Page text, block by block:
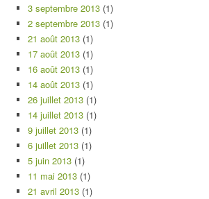
3 septembre 2013 (1)
2 septembre 2013 (1)
21 août 2013 (1)
17 août 2013 (1)
16 août 2013 (1)
14 août 2013 (1)
26 juillet 2013 (1)
14 juillet 2013 (1)
9 juillet 2013 (1)
6 juillet 2013 (1)
5 juin 2013 (1)
11 mai 2013 (1)
21 avril 2013 (1)